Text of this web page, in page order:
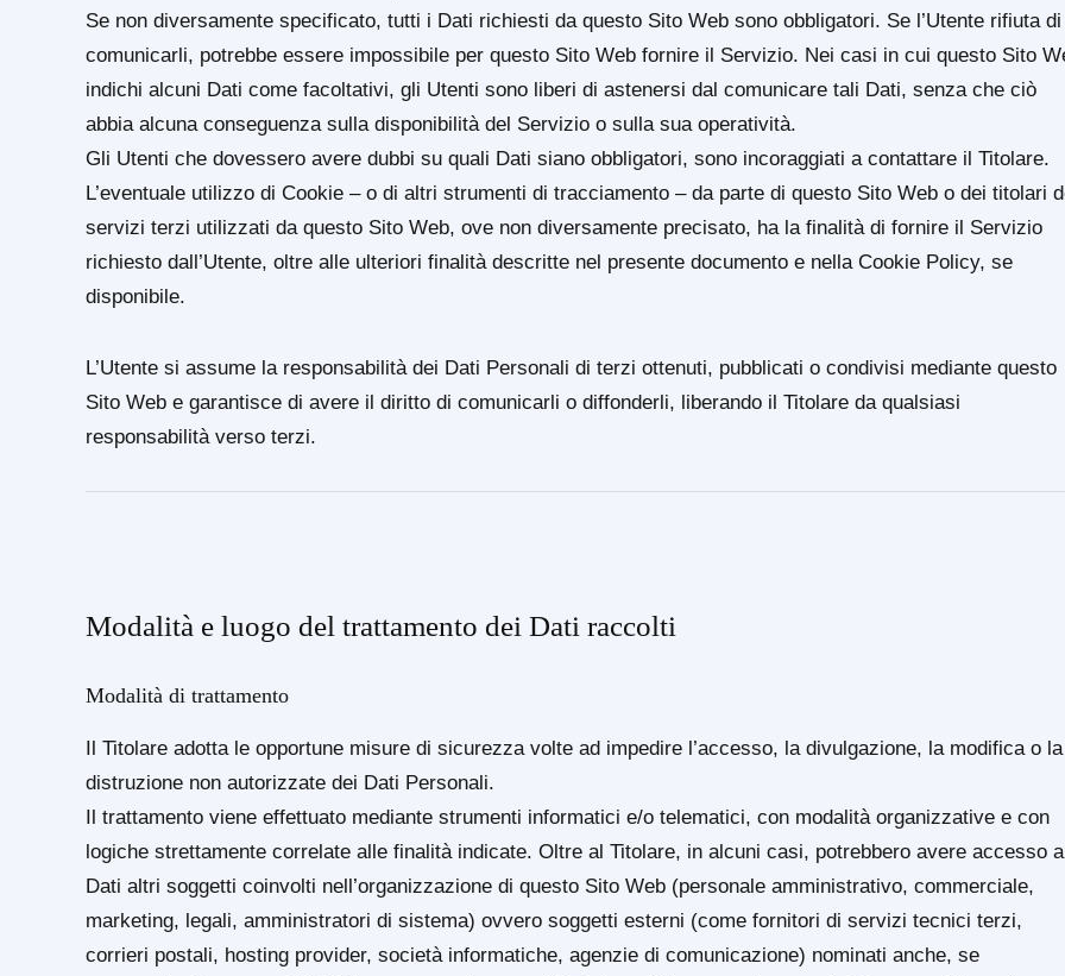
Se non diversamente specificato, tutti i Dati richiesti da questo Sito Web sono obbligatori. Se l’Utente rifiuta di
comunicarli, potrebbe essere impossibile per questo Sito Web fornire il Servizio. Nei casi in cui questo Sito
indichi alcuni Dati come facoltativi, gli Utenti sono liberi di astenersi dal comunicare tali Dati, senza che ciò
abbia alcuna conseguenza sulla disponibilità del Servizio o sulla sua operatività.
Gli Utenti che dovessero avere dubbi su quali Dati siano obbligatori, sono incoraggiati a contattare il Titolare.
L’eventuale utilizzo di Cookie – o di altri strumenti di tracciamento – da parte di questo Sito Web o dei titolari
servizi terzi utilizzati da questo Sito Web, ove non diversamente precisato, ha la finalità di fornire il Servizio
richiesto dall’Utente, oltre alle ulteriori finalità descritte nel presente documento e nella Cookie Policy, se
disponibile.
L’Utente si assume la responsabilità dei Dati Personali di terzi ottenuti, pubblicati o condivisi mediante questo
Sito Web e garantisce di avere il diritto di comunicarli o diffonderli, liberando il Titolare da qualsiasi
responsabilità verso terzi.
Modalità e luogo del trattamento dei Dati raccolti
Modalità di trattamento
Il Titolare adotta le opportune misure di sicurezza volte ad impedire l’accesso, la divulgazione, la modifica o la
distruzione non autorizzate dei Dati Personali.
Il trattamento viene effettuato mediante strumenti informatici e/o telematici, con modalità organizzative e con
logiche strettamente correlate alle finalità indicate. Oltre al Titolare, in alcuni casi, potrebbero avere accesso
Dati altri soggetti coinvolti nell’organizzazione di questo Sito Web (personale amministrativo, commerciale,
marketing, legali, amministratori di sistema) ovvero soggetti esterni (come fornitori di servizi tecnici terzi,
corrieri postali, hosting provider, società informatiche, agenzie di comunicazione) nominati anche, se